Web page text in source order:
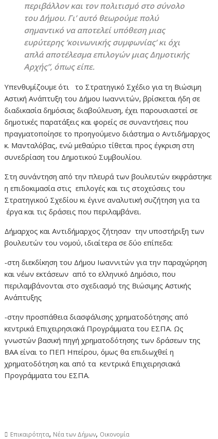
περιβάλλον και τον πολιτισμό στο σύνολο
του Δήμου. Γι’ αυτό θεωρούμε πολύ
σημαντικό να αποτελεί υπόθεση μιας
ευρύτερης ‘κοινωνικής συμφωνίας’ κι όχι
απλά αποτέλεσμα επιλογών μιας Δημοτικής
Αρχής”, όπως είπε.
Υπενθυμίζουμε ότι το Στρατηγικό Σχέδιο για τη Βιώσιμη
Αστική Ανάπτυξη του Δήμου Ιωαννιτών, βρίσκεται ήδη σε
διαδικασία δημόσιας διαβούλευση, έχει παρουσιαστεί σε
δημοτικές παρατάξεις και φορείς σε συναντήσεις που
πραγματοποίησε το προηγούμενο διάστημα ο Αντιδήμαρχος
κ. Μανταλόβας, ενώ μεθαύριο τίθεται προς έγκριση στη
συνεδρίαση του Δημοτικού Συμβουλίου.
Στη συνάντηση από την πλευρά των βουλευτών εκφράστηκε
η επιδοκιμασία στις επιλογές και τις στοχεύσεις του
Στρατηγικού Σχεδίου κι έγινε αναλυτική συζήτηση για τα
έργα και τις δράσεις που περιλαμβάνει.
Δήμαρχος και Αντιδήμαρχος ζήτησαν την υποστήριξη των
βουλευτών του νομού, ιδιαίτερα σε δύο επίπεδα:
-στη διεκδίκηση του Δήμου Ιωαννιτών για την παραχώρηση
και νέων εκτάσεων από το ελληνικό Δημόσιο, που
περιλαμβάνονται στο σχεδιασμό της Βιώσιμης Αστικής
Ανάπτυξης
-στην προσπάθεια διασφάλισης χρηματοδότησης από
κεντρικά Επιχειρησιακά Προγράμματα του ΕΣΠΑ. Ως
γνωστών βασική πηγή χρηματοδότησης των δράσεων της
ΒΑΑ είναι το ΠΕΠ Ηπείρου, όμως θα επιδιωχθεί η
χρηματοδότηση και από τα κεντρικά Επιχειρησιακά
Προγράμματα του ΕΣΠΑ.
Επικαιρότητα, Νέα των Δήμων, Οικονομία